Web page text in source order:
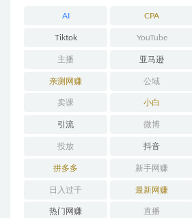
AI CPA
Tiktok YouTube
主播 亚马逊
亲测网赚 公域
卖课 小白
引流 微博
投放 抖音
拼多多 新手网赚
日入过千 最新网赚
热门网赚 直播